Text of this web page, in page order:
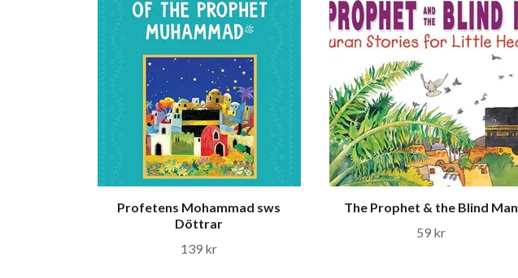
Profetens Mohammad sws
Döttrar
139 kr
The Prophet & the Blind Man
59 kr